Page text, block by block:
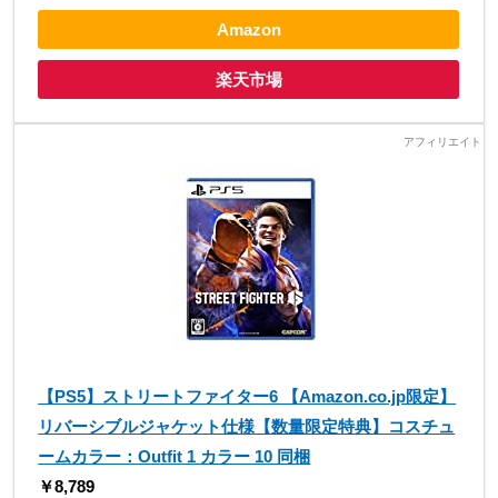
Amazon
楽天市場
【PS5】ストリートファイター6 【Amazon.co.jp限定】
リバーシブルジャケット仕様【数量限定特典】コスチュ
ームカラー：Outfit 1 カラー 10 同梱
￥8,789